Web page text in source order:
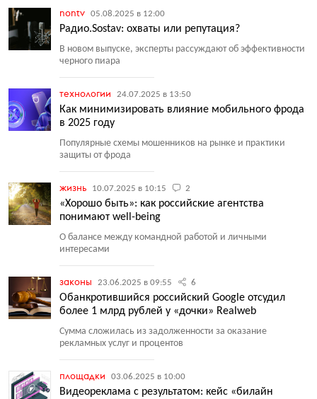
nontv 05.08.2025 в 12:00
Радио.Sostav: охваты или репутация?
В новом выпуске, эксперты рассуждают об эффективности
черного пиара
технологии 24.07.2025 в 13:50
Как минимизировать влияние мобильного фрода
в 2025 году
Популярные схемы мошенников на рынке и практики
защиты от фрода
жизнь 10.07.2025 в 10:15 2
«Хорошо быть»: как российские агентства
понимают well-being
О балансе между командной работой и личными
интересами
законы 23.06.2025 в 09:55 6
Обанкротившийся российский Google отсудил
более 1 млрд рублей у «дочки» Realweb
Сумма сложилась из задолженности за оказание
рекламных услуг и процентов
площадки 03.06.2025 в 10:00
Видеореклама с результатом: кейс «билайн